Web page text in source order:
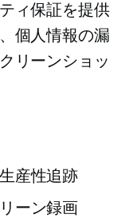
ィ保証を提供
個人情報の漏
リーンショッ
産性追跡
ーン録画